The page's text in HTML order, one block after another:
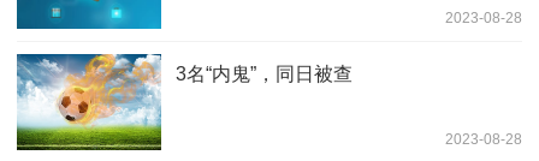
2023-08-28
3名“内鬼”，同日被查
2023-08-28